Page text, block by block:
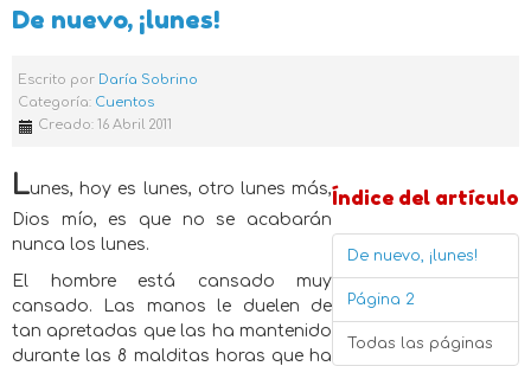
De nuevo, ¡lunes!
Escrito por Daría Sobrino
Categoría: Cuentos
Creado: 16 Abril 2011
Índice del artículo
De nuevo, ¡lunes!
Página 2
Todas las páginas
Lunes, hoy es lunes, otro lunes más,
Dios mío, es que no se acabarán
nunca los lunes.
El hombre está cansado muy
cansado. Las manos le duelen de
tan apretadas que las ha mantenido
durante las 8 malditas horas que ha